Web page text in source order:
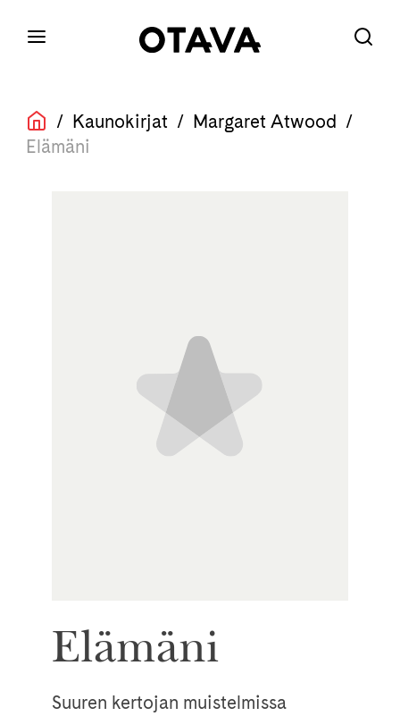
/ Kaunokirjat / Margaret Atwood /
Elämäni
Elämäni
Suuren kertojan muistelmissa